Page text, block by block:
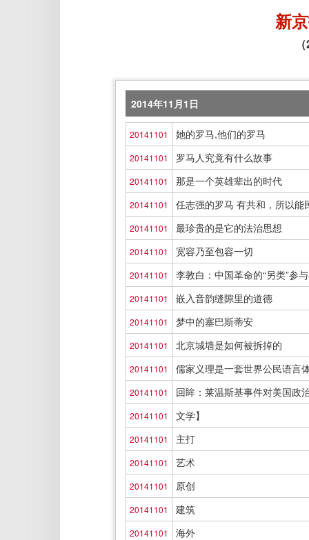
新
2014年11月1日
20141101 她的罗马,他们的罗马
20141101 罗马人究竟有什么故事
20141101 那是一个英雄辈出的时代
20141101 任志强的罗马 有共和，所以能
20141101 最珍贵的是它的法治思想
20141101 宽容乃至包容一切
20141101 李敦白：中国革命的“另类”参
20141101 嵌入音韵缝隙里的道德
20141101 梦中的塞巴斯蒂安
20141101 北京城墙是如何被拆掉的
20141101 儒家义理是一套世界公民语言
20141101 回眸：莱温斯基事件对美国政
20141101 文学】
20141101 主打
20141101 艺术
20141101 原创
20141101 建筑
20141101 海外